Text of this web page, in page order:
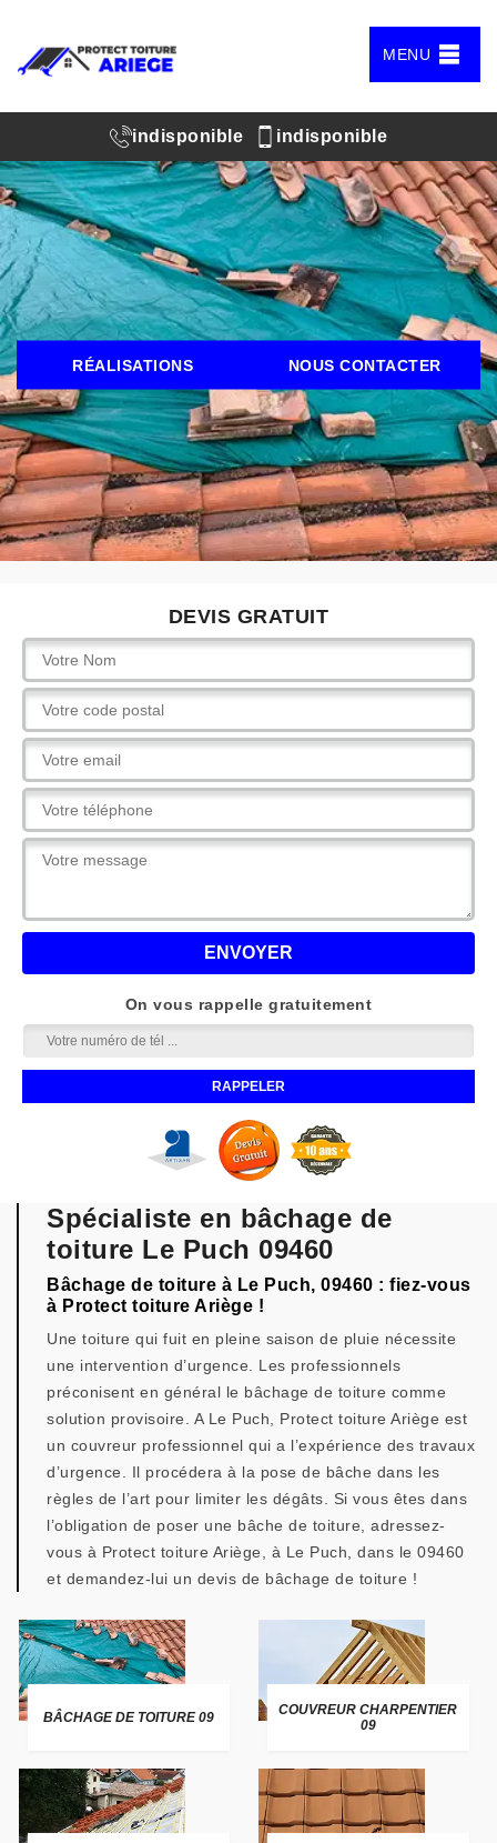
MENU
indisponible indisponible
RÉALISATIONS NOUS CONTACTER
DEVIS GRATUIT
On vous rappelle gratuitement
Spécialiste en bâchage de
toiture Le Puch 09460
Bâchage de toiture à Le Puch, 09460 : fiez-vous
à Protect toiture Ariège !
Une toiture qui fuit en pleine saison de pluie nécessite
une intervention d’urgence. Les professionnels
préconisent en général le bâchage de toiture comme
solution provisoire. A Le Puch, Protect toiture Ariège est
un couvreur professionnel qui a l’expérience des travaux
d’urgence. Il procédera à la pose de bâche dans les
règles de l’art pour limiter les dégâts. Si vous êtes dans
l’obligation de poser une bâche de toiture, adressez-
vous à Protect toiture Ariège, à Le Puch, dans le 09460
et demandez-lui un devis de bâchage de toiture !
BÂCHAGE DE TOITURE 09
COUVREUR CHARPENTIER
09